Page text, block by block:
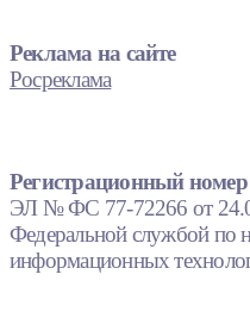
Реклама на сайте
Росреклама
Регистрационный номер
ЭЛ № ФС 77-72266 от
Федеральной службой по
информационных